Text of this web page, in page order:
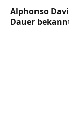
Alphonso
Dauer